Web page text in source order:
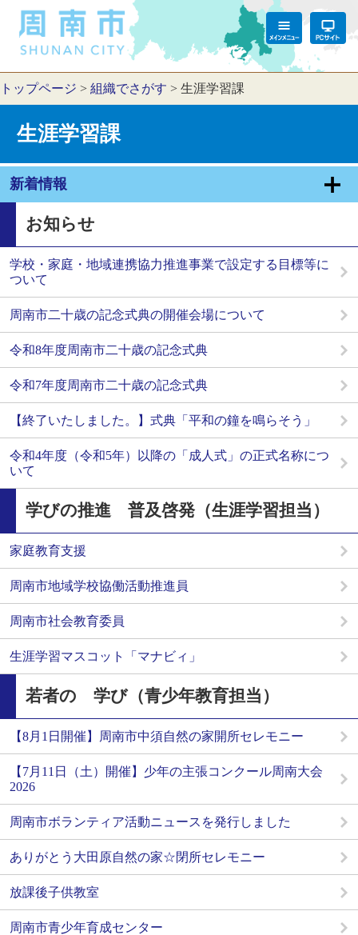
トップページ > 組織でさがす > 生涯学習課
生涯学習課
新着情報
お知らせ
学校・家庭・地域連携協力推進事業で設定する目標等に
ついて
周南市二十歳の記念式典の開催会場について
令和8年度周南市二十歳の記念式典
令和7年度周南市二十歳の記念式典
【終了いたしました。】式典「平和の鐘を鳴らそう」
令和4年度（令和5年）以降の「成人式」の正式名称につ
いて
学びの推進 普及啓発（生涯学習担当）
家庭教育支援
周南市地域学校協働活動推進員
周南市社会教育委員
生涯学習マスコット「マナビィ」
若者の 学び（青少年教育担当）
【8月1日開催】周南市中須自然の家開所セレモニー
【7月11日（土）開催】少年の主張コンクール周南大会
2026
周南市ボランティア活動ニュースを発行しました
ありがとう大田原自然の家☆閉所セレモニー
放課後子供教室
周南市青少年育成センター